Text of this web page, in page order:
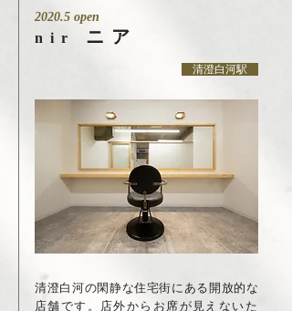
2020.5 open
nir ニア
清澄白河駅
清澄白河の閑静な住宅街にある開放的な
店舗です。店外からお席が見えないた